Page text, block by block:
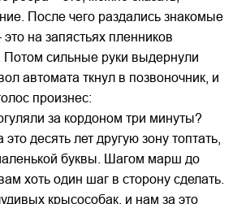
После чего раздались знакомые
на запястьях пленников
Потом сильные руки выдернули
автомата ткнул в позвоночник, и
произнес:
за кордоном три минуты?
это десять лет другую зону топтать,
буквы. Шагом марш до
хоть один шаг в сторону сделать.
крысособак, и нам за это